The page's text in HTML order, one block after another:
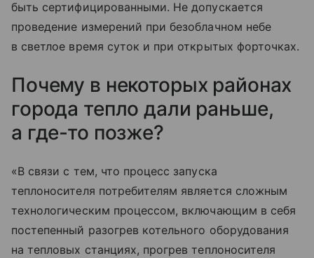
быть сертифицированными. Не допускается
проведение измерений при безоблачном небе
в светлое время суток и при открытых форточках.
Почему в некоторых районах
города тепло дали раньше,
а где-то позже?
«В связи с тем, что процесс запуска
теплоносителя потребителям является сложным
технологическим процессом, включающим в себя
постепенный разогрев котельного оборудования
на тепловых станциях, прогрев теплоносителя